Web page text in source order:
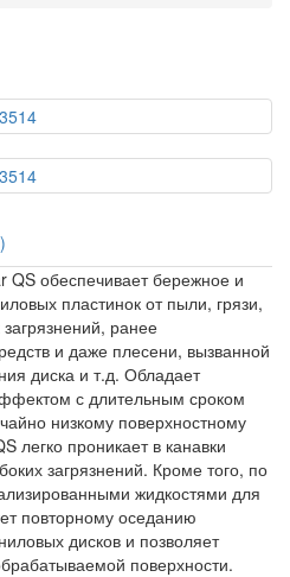
QS обеспечивает бережное и
пластинок от пыли, грязи,
ранее
и даже плесени, вызванной
диска и т.д. Обладает
с длительным сроком
низкому поверхностному
легко проникает в канавки
загрязнений. Кроме того, по
жидкостями для
повторному оседанию
дисков и позволяет
поверхности.